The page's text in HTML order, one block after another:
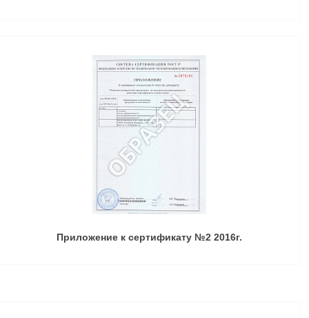
Приложение к сертификату №2 2016г.